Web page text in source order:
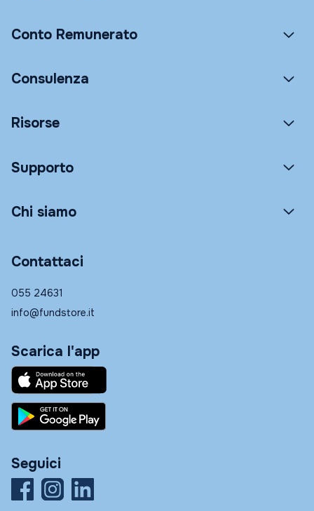
Conto Remunerato
Consulenza
Risorse
Supporto
Chi siamo
Contattaci
055 24631
info@fundstore.it
Scarica l'app
Seguici